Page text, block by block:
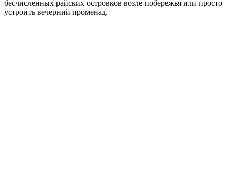
бесчисленных райских островков возле побережья или просто
устроить вечерний променад.